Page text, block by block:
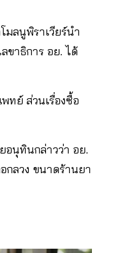
มลนูพิราเวียร์นำ
ขาธิการ อย. ได้
ทย์ ส่วนเรื่องซื้อ
อนุทินกล่าวว่า อย.
กลวง ขนาดร้านยา